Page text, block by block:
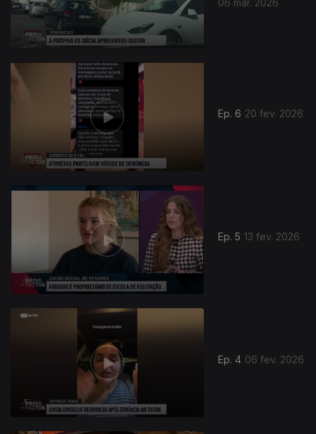
Ep. 6 20 fev. 2026
Ep. 5 13 fev. 2026
Ep. 4 06 fev. 2026
905624